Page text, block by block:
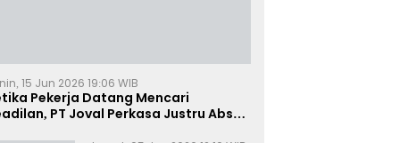
15 Jun 2026 19:06 WIB
Pekerja Datang Mencari
PT Joval Perkasa Justru Absen